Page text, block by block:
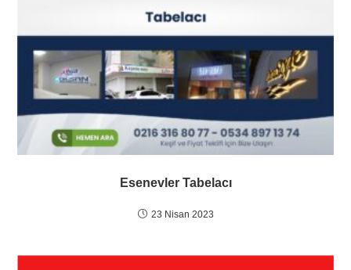
Esenevler Tabelacı
23 Nisan 2023